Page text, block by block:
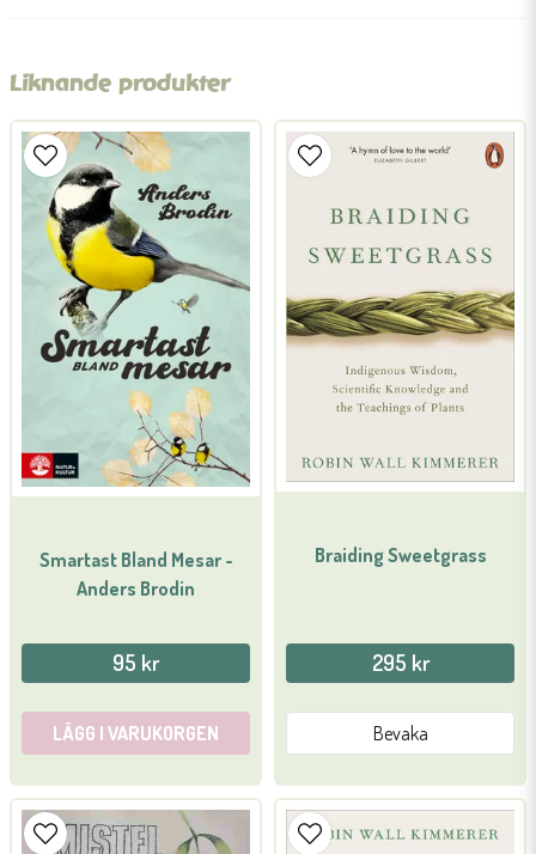
name
Namn
emailMejladress
Ja, ni får publicera min fråga
Liknande produkter
Smartast Bland Mesar -
Anders Brodin
95 kr
LÄGG I VARUKORGEN
Braiding Sweetgrass
295 kr
Bevaka